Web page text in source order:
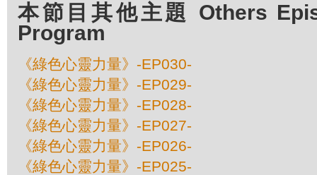
本節目其他主題 Others
Program
《綠色心靈力量》-EP030-
《綠色心靈力量》-EP029-
《綠色心靈力量》-EP028-
《綠色心靈力量》-EP027-
《綠色心靈力量》-EP026-
《綠色心靈力量》-EP025-